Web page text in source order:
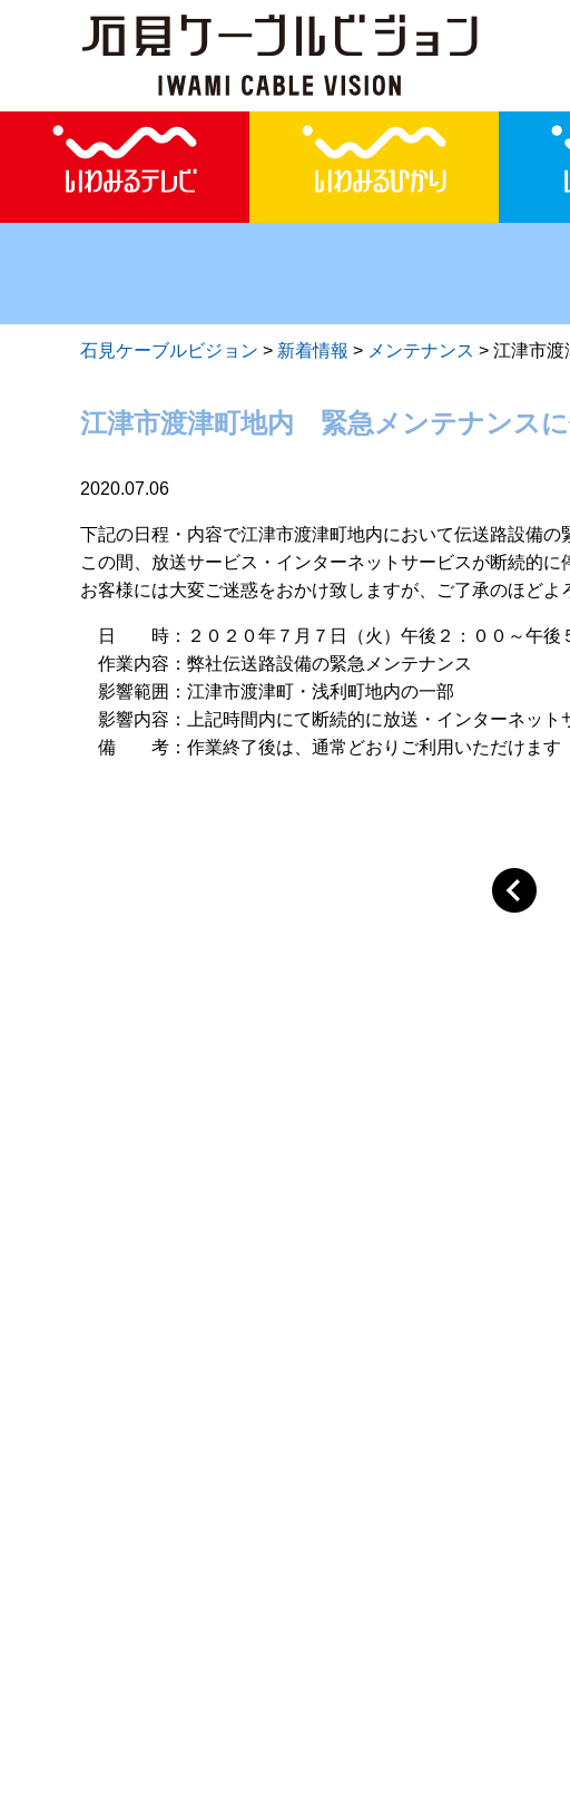
石見ケーブルビジョン > 新着情報 > メンテナンス > 江津市
江津市渡津町地内 緊急メンテナンス
2020.07.06
下記の日程・内容で江津市渡津町地内において伝送路設備の
この間、放送サービス・インターネットサービスが断続的に
お客様には大変ご迷惑をおかけ致しますが、ご了承のほどよ
日 時：２０２０年７月７日（火）午後２：００～午後
作業内容：弊社伝送路設備の緊急メンテナンス
影響範囲：江津市渡津町・浅利町地内の一部
影響内容：上記時間内にて断続的に放送・インターネッ
備 考：作業終了後は、通常どおりご利用いただけます